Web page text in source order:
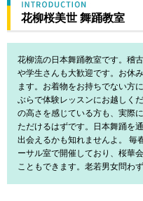
花柳桜美世 舞踊教室
花柳流の日本舞踊教室です。稽
や学生さんも大歓迎です。お休
ます。お着物をお持ちでない方
ぶらで体験レッスンにお越しく
の高さを感じている方も、実際
ただけるはずです。日本舞踊を
出会えるかも知れませんよ。 毎
ーサル室で開催しており、桜華
こともできます。老若男女問わ